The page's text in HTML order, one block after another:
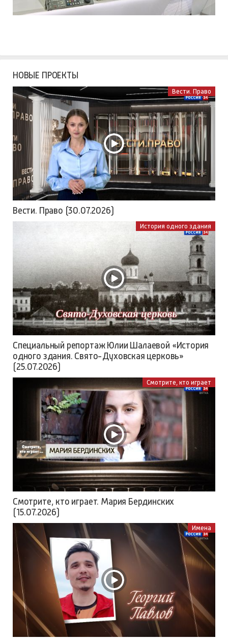
НОВЫЕ ПРОЕКТЫ
Вести. Право
Вести. Право (30.07.2026)
История одного здания
Специальный репортаж Юлии Шалаевой «История
одного здания. Свято-Духовская церковь»
(25.07.2026)
Смотрите, кто играет
Смотрите, кто играет. Мария Бердинских
(15.07.2026)
Имена